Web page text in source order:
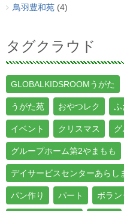
鳥羽豊和苑 (4)
タグクラウド
GLOBALKIDSROOMうがた
うがた苑 おやつレク ふ
イベント クリスマス
グループホーム第2やまもも
デイサービスセンターあらし
パン作り パート ボラ